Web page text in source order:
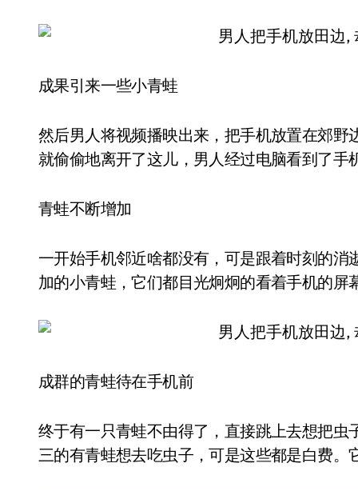
成果引来一些小青蛙
然后男人将视频播映出来，把手机放置在郊
就偷偷地离开了这儿，男人经过电脑看到了手
青蛙不断增加
一开始手机邻近啥都没有，可是跟着时刻的
加的小青蛙，它们都目光炯炯的看着手机的屏
成群的青蛙待在手机前
终于有一只青蛙不由得了，直接跳上去想把
三的有青蛙想去吃虫子，可是这些都是白费